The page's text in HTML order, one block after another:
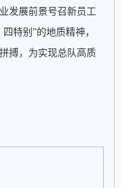
发展前景号召新员工
特别”的地质精神，
搏，为实现总队高质